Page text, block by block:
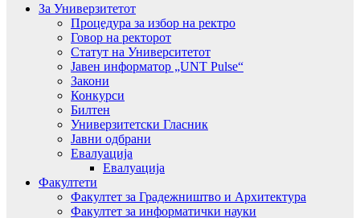
За Универзитетот
Процедура за избор на ректро
Говор на ректорот
Статут на Университетот
Јавен информатор „UNT Pulse“
Закони
Конкурси
Билтен
Универзитетски Гласник
Јавни одбрани
Евалуација
Евалуација
Факултети
Факултет за Градежништво и Архитектура
Факултет за информатички науки